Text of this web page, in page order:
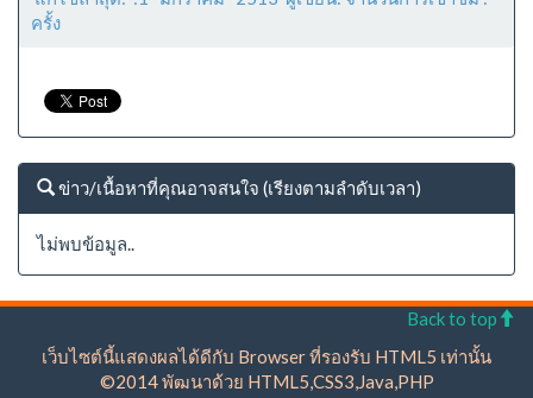
ครั้ง
ข่าว/เนื้อหาที่คุณอาจสนใจ (เรียงตามลำดับเวลา)
ไม่พบข้อมูล..
Back to top
เว็บไซต์นี้แสดงผลได้ดีกับ Browser ที่รองรับ HTML5 เท่านั้น
©2014 พัฒนาด้วย HTML5,CSS3,Java,PHP